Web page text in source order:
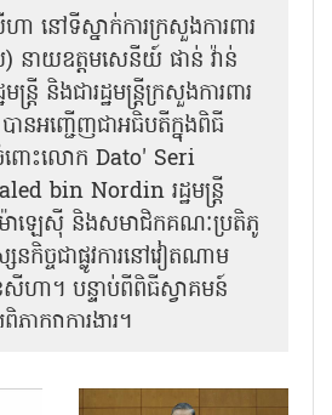
ា នៅទីស្នាក់ការក្រសួងការពារ
ាយឧត្តមសេនីយ៍ ផាន់ វ៉ាន់
រី និងជារដ្ឋមន្ត្រីក្រសួងការពារ
នអញ្ជើញជាអធិបតីក្នុងពិធី
ចំពោះលោក Dato' Seri
bin Nordin រដ្ឋមន្ត្រី
ម៉ាឡេស៊ី និងសមាជិកគណៈប្រតិភូ
ច្ចជាផ្លូវការនៅវៀតណាម
សីហា។ បន្ទាប់ពីពិធីស្វាគមន៍
ាក្សាការងារ​។